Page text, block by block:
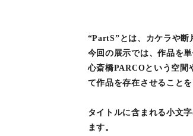
“PartS”とは、カケラや断
今回の展示では、作品を
心斎橋PARCOという空間
て作品を存在させること
タイトルに含まれる小文
ます。